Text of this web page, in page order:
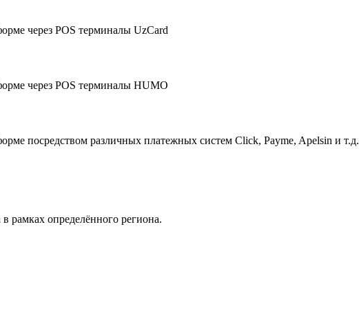
через POS терминалы UzCard
через POS терминалы HUMO
посредством различных платежных систем Click, Payme, Apelsin и т.д.
рамках определённого региона.